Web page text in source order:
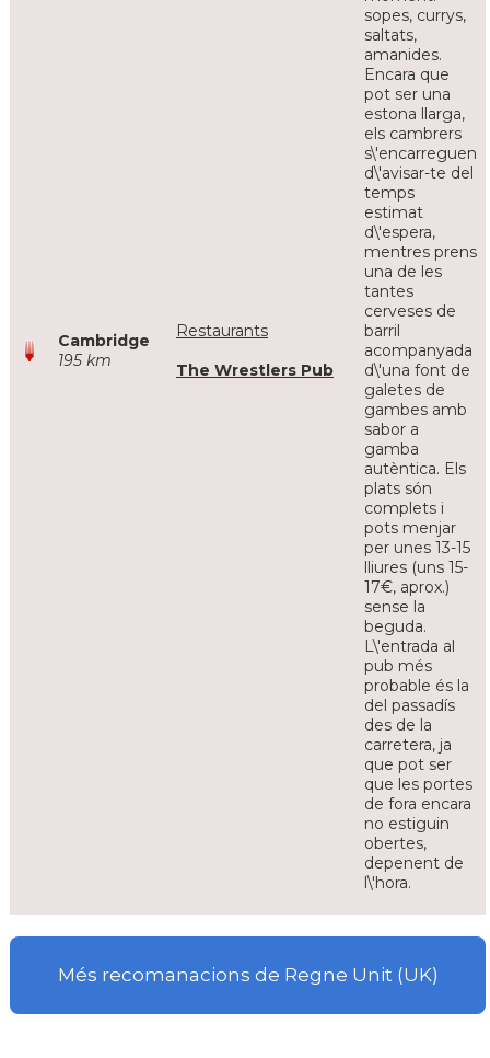
Cambridge
195 km
Restaurants
The Wrestlers Pub
sopes, currys,
saltats,
amanides.
Encara que
pot ser una
estona llarga,
els cambrers
s\'encarreguen
d\'avisar-te del
temps
estimat
d\'espera,
mentres prens
una de les
tantes
cerveses de
barril
acompanyada
d\'una font de
galetes de
gambes amb
sabor a
gamba
autèntica. Els
plats són
complets i
pots menjar
per unes 13-15
lliures (uns 15-
17€, aprox.)
sense la
beguda.
L\'entrada al
pub més
probable és la
del passadís
des de la
carretera, ja
que pot ser
que les portes
de fora encara
no estiguin
obertes,
depenent de
l\'hora.
Més recomanacions de Regne Unit (UK)